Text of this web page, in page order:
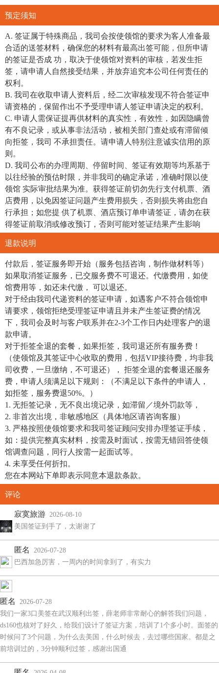
预定须知
A. 签证属于特殊商品，我司会按使领馆的要求为客人准备最
合适的送签材料，确保您的材料有最高出签可能，但所申请
的签证是否成 功，取决于使领馆对资料的审核，若发生拒
签，请申请人自然接受结果，并放弃追究本公司任何责任的
权利。
B. 我司在收取申请人资料后，经二次审核发现不符合签证申
请资格的，保留作出不予受理申请人签证申请决定的权利。
C. 申请人需保证提再供材料的真实性，有效性，如因隐瞒曾
有不良记录，或从事非法活动，被相关部门查处或有滞留倾
向拒签，我司 不承担责任。请申请人特别注意诚实信用的原
则。
D. 我司公布的办理周期、停留时间、签证有效期等均系基于
以往经验的预估时限，并非我司的确定承诺，准确时限以使
领馆 实际审批结果为准。获得签证前切勿先行支付机票、酒
店费用，以免因签证问题产生费用损失，否则损失将由您自
行承担；如您提 供了机票、酒店预订单申请签证，请勿在获
得签证前取消或修改预订，否则可能对签证结果产生影响
退款说明
付款后，签证服务即开始（服务包括咨询，制作做材料等）
如果取消签证服务，已交服务费不可退还。代缴费用，如使
馆费用等，如还未代缴， 可以退还。
对于经由我司代递资料的签证申请，如遇客户不符合领馆申
请要求，领馆拒绝受理签证申请且并未产生签证费的情况
下，我司会及时与客户联系并在2-3个工作日内处理客户的退
款申请。
对于拒签全退的套餐，如果拒签，我司退还所有服务费！
（使领馆及其签证中心收取的费用，包括VIP接待费，均非我
司收费，一旦缴纳，不可退还）， 拒签全退的套餐退还服务
费，申请人须满足以下规则：（不满足以下条件的申请人，
如拒签，服务费退50%。）
1. 无拒签记录，无不良出境记录，如滞留／境外罚款等，
2. 非首次出境，非敏感地区（具体地区请咨询客服）
3. 严格按照使领馆要求和我司签证顾问安排办理签证手续，
如：提供完整真实材料，按需及时面试，按需无错回答使领
馆调查问题，同行人按需一起面试等。
4. 未享受任何折扣。
您在本网站下单即表示同意本退款条款。
评论
寂寞旅游 2026-08-10
美国签证到手了，太谢谢了
匿名 2026-07-28
巴西加急厉害，一周内的时间拿到了，有实力
匿名 2026-07-28
我们一家3口美签在武汉顺利出签，薛老师非常耐心的解答我们问题，
ds160也核对了好久，给我们设计了签证方案，培训了1个多小时。面签的
时候问了3个问题，为什么去美国，什么时候去，去过哪些国家。都是之
前培训过的，3分钟顺利过签，感谢出国通